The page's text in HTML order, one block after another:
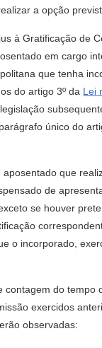
a opção
à Gratificação de
em cargo
que tenha
do artigo 3º da Lei
legislação
único do
aposentado que
de
se houver
o incorporado,
contagem do tempo
exercidos
observadas: